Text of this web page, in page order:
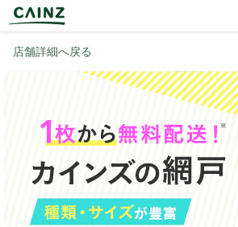
店舗詳細へ戻る